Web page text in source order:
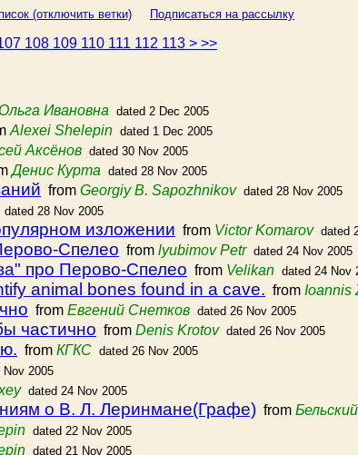
(отключить ветки) Подписаться на рассылку
108 109 110 111 112 113 > >>
Ивановна dated 2 Dec 2005
Alexei Shelepin dated 1 Dec 2005
Аксёнов dated 30 Nov 2005
Денис Курта dated 28 Nov 2005
from Georgiy B. Sapozhnikov dated 28 Nov 2005
dated 28 Nov 2005
изложении from Victor Komarov dated
Спелео from lyubimov Petr dated 24 Nov 2005
про Перово-Спелео from Velikan dated 24 Nov
animal bones found in a cave. from Ioannis
from Евгений Снетков dated 26 Nov 2005
частично from Denis Krotov dated 26 Nov 2005
from КГКС dated 26 Nov 2005
Nov 2005
dated 24 Nov 2005
о В. Л. Леринмане(Графе) from
dated 22 Nov 2005
dated 21 Nov 2005